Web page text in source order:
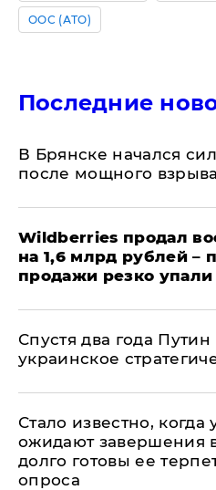
ООС (АТО)
Последние
В Брянске начался
после мощного взрыва
​Wildberries продал
на 1,6 млрд рублей –
продажи резко упали
Спустя два года Путин
украинское
Стало известно,
ожидают завершения
долго готовы ее
опроса